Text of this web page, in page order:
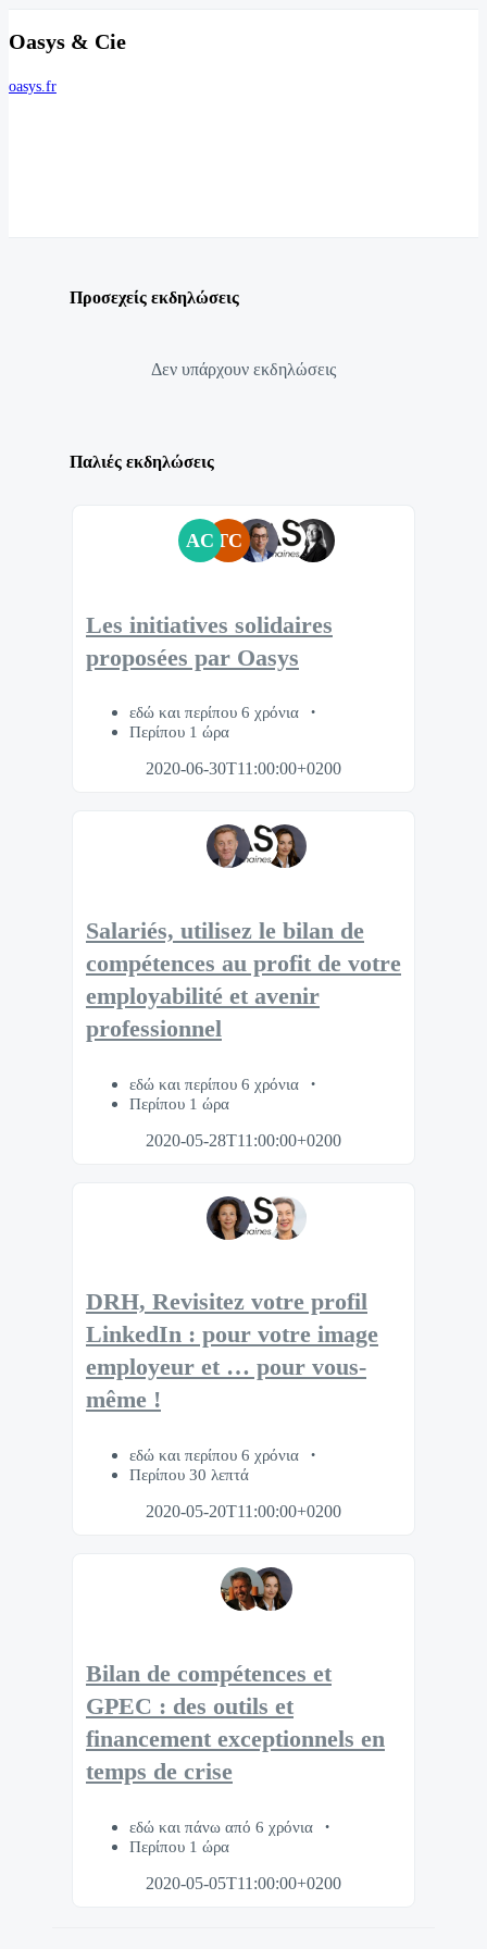
Oasys & Cie
oasys.fr
Προσεχείς εκδηλώσεις
Δεν υπάρχουν εκδηλώσεις
Παλιές εκδηλώσεις
AC TC
Les initiatives solidaires
proposées par Oasys
εδώ και περίπου 6 χρόνια
Περίπου 1 ώρα
2020-06-30T11:00:00+0200
Salariés, utilisez le bilan de
compétences au profit de votre
employabilité et avenir
professionnel
εδώ και περίπου 6 χρόνια
Περίπου 1 ώρα
2020-05-28T11:00:00+0200
DRH, Revisitez votre profil
LinkedIn : pour votre image
employeur et … pour vous-
même !
εδώ και περίπου 6 χρόνια
Περίπου 30 λεπτά
2020-05-20T11:00:00+0200
Bilan de compétences et
GPEC : des outils et
financement exceptionnels en
temps de crise
εδώ και πάνω από 6 χρόνια
Περίπου 1 ώρα
2020-05-05T11:00:00+0200